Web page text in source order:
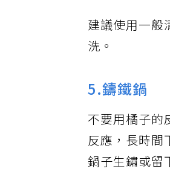
建議使用一般
洗。
5.鑄鐵鍋
不要用橘子的
反應，長時間
鍋子生鏽或留